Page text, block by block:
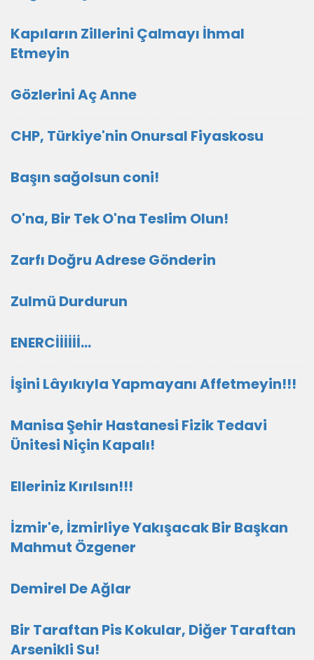
Kapıların Zillerini Çalmayı İhmal
Etmeyin
Gözlerini Aç Anne
CHP, Türkiye'nin Onursal Fiyaskosu
Başın sağolsun coni!
O'na, Bir Tek O'na Teslim Olun!
Zarfı Doğru Adrese Gönderin
Zulmü Durdurun
ENERCİİİİİİ...
İşini Lâyıkıyla Yapmayanı Affetmeyin!!!
Manisa Şehir Hastanesi Fizik Tedavi
Ünitesi Niçin Kapalı!
Elleriniz Kırılsın!!!
İzmir'e, İzmirliye Yakışacak Bir Başkan
Mahmut Özgener
Demirel De Ağlar
Bir Taraftan Pis Kokular, Diğer Taraftan
Arsenikli Su!